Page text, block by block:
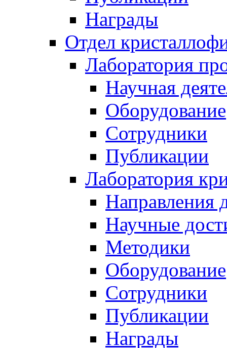
Награды
Отдел
Лаборатория
Научная
Оборудование
Сотрудники
Публикации
Лаборатория
Направления
Научные
Методики
Оборудование
Сотрудники
Публикации
Награды